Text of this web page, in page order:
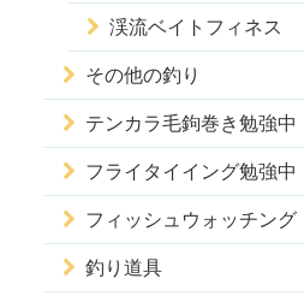
渓流ベイトフィネス
その他の釣り
テンカラ毛鉤巻き勉強中
フライタイイング勉強中
フィッシュウォッチング
釣り道具